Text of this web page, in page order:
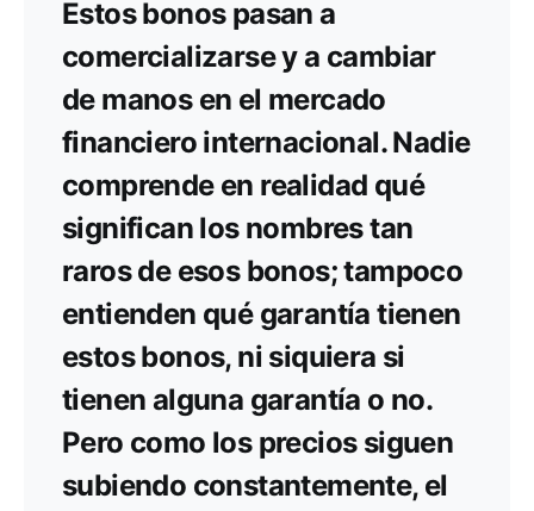
Estos bonos pasan a
comercializarse y a cambiar
de manos en el mercado
financiero internacional. Nadie
comprende en realidad qué
significan los nombres tan
raros de esos bonos; tampoco
entienden qué garantía tienen
estos bonos, ni siquiera si
tienen alguna garantía o no.
Pero como los precios siguen
subiendo constantemente, el